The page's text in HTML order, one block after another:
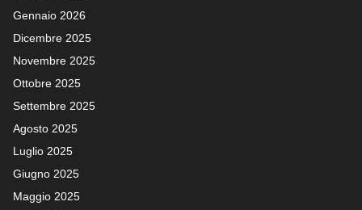
Gennaio 2026
Dicembre 2025
Novembre 2025
Ottobre 2025
Settembre 2025
Agosto 2025
Luglio 2025
Giugno 2025
Maggio 2025